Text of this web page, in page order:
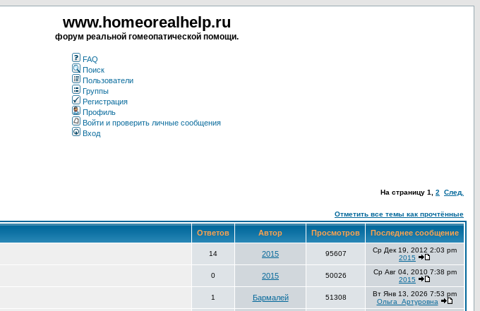
www.homeorealhelp.ru
форум реальной гомеопатической помощи.
FAQ
Поиск
Пользователи
Группы
Регистрация
Профиль
Войти и проверить личные сообщения
Вход
На страницу 1 2 След.
Отметить все темы как прочтённые
Ответов Автор Просмотров Последнее сообщение
14 2015 95607
Ср Дек 19, 2012 2:03 pm
2015
0 2015 50026
Ср Авг 04, 2010 7:38 pm
2015
1 Бармалей 51308
Вт Янв 13, 2026 7:53 pm
Ольга_Артуровна